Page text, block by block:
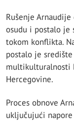
Rušenje
osudu i postalo je
tokom konflikta.
postalo je
multikulturalnosti
Hercegovine.
Proces obnove
uključujući